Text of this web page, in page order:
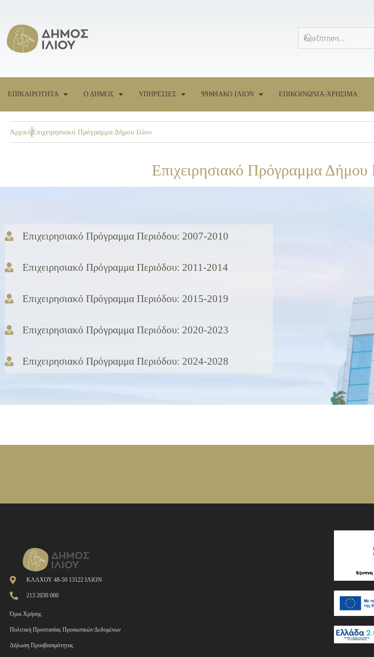
ΕΠΙΚΑΙΡΟΤΗΤΑ Ο ΔΗΜΟΣ ΥΠΗΡΕΣΙΕΣ ΨΗΦΙΑΚΟ ΙΛΙΟΝ ΕΠΙΚΟΙΝΩΝΙΑ-ΧΡΗΣΙΜΑ
ΑρχικήΕπιχειρησιακό Πρόγραμμα Δήμου Ιλίου
Επιχειρησιακό Πρόγραμμα Δήμου
Επιχειρησιακό Πρόγραμμα Περιόδου: 2007-2010
Επιχειρησιακό Πρόγραμμα Περιόδου: 2011-2014
Επιχειρησιακό Πρόγραμμα Περιόδου: 2015-2019
Επιχειρησιακό Πρόγραμμα Περιόδου: 2020-2023
Επιχειρησιακό Πρόγραμμα Περιόδου: 2024-2028
ΚΑΛΧΟΥ 48-50 13122 ΙΛΙΟΝ
213 2030 000
Όροι Χρήσης
Πολιτική Προστασίας Προσωπικών Δεδομένων
Δήλωση Προσβασιμότητας